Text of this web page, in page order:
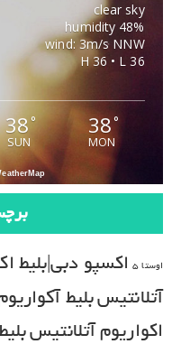
clear sky
48% humidity
wind: 3m/s NNW
H 36 • L 36
38 °
SUN
38°
MON
اوستا 5 اکسپو دبی|بلیط
آتلانتیسبلیط
اکواریوم آتلانتیس